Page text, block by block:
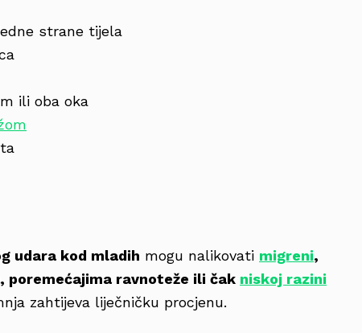
strane tijela
ili oba oka
udara kod mladih mogu nalikovati migreni,
poremećajima ravnoteže ili čak niskoj razini
zahtijeva liječničku procjenu.